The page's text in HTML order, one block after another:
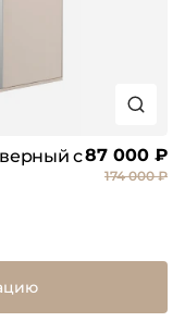
с87 000 ₽
174 000 ₽